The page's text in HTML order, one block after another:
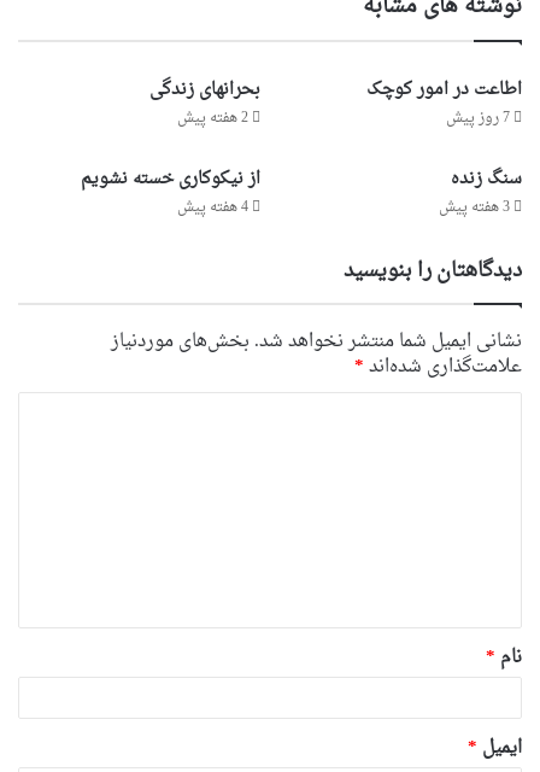
اطاعت در امور کوچک
7 روز پیش
بحرانهای زندگی
2 هفته پیش
سنگ زنده
3 هفته پیش
از نیکوکاری خسته نشویم
4 هفته پیش
دیدگاهتان را بنویسید
نشانی ایمیل شما منتشر نخواهد شد. بخش‌های موردنیاز
علامت‌گذاری شده‌اند*
*
نام *
ایمیل *